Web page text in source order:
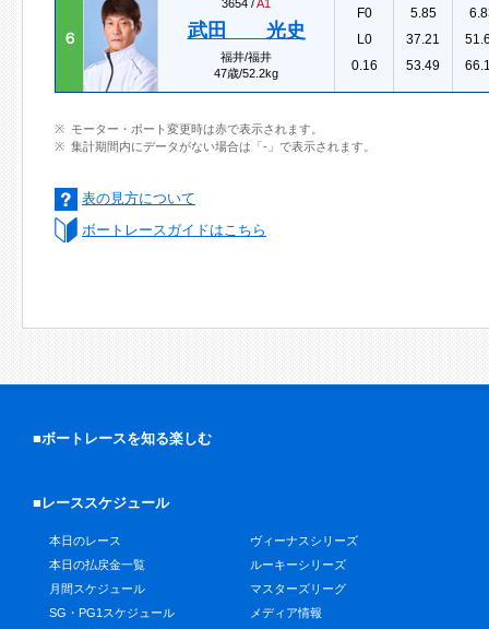
６
3654 /A1
武田 光史
福井/福井
47歳/52.2kg
F0
L0
0.16
5.85
37.21
53.49
モーター・ボート変更時は赤で表示されます。
集計期間内にデータがない場合は「-」で表示されます。
表の見方について
ボートレースガイドはこちら
■ボートレースを知る楽しむ
■レーススケジュール
本日のレース
本日の払戻金一覧
月間スケジュール
SG・PG1スケジュール
ヴィーナスシリーズ
ルーキーシリーズ
マスターズリーグ
メディア情報